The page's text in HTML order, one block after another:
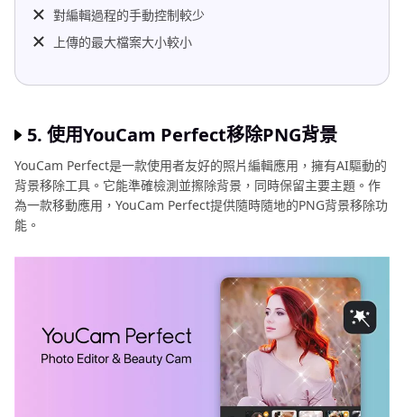
對編輯過程的手動控制較少
上傳的最大檔案大小較小
5. 使用YouCam Perfect移除PNG背景
YouCam Perfect是一款使用者友好的照片編輯應用，擁有AI驅動的
背景移除工具。它能準確檢測並擦除背景，同時保留主要主題。作
為一款移動應用，YouCam Perfect提供隨時隨地的PNG背景移除功
能。